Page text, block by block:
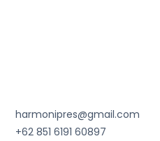
harmonipres@gmail.com
+62 851 6191 60897